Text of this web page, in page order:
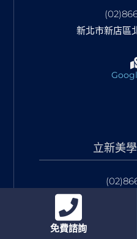
免費諮詢
新北市新店區
立新美